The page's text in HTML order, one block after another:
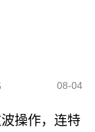
08-04
操作，连特